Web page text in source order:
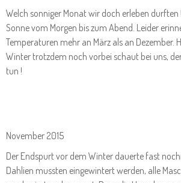
Welch sonniger Monat wir doch erleben
Sonne vom Morgen bis zum Abend. Leider
Temperaturen mehr an März als an Dezember.
Winter trotzdem noch vorbei schaut bei uns,
tun !
November 2015
Der Endspurt vor dem Winter dauerte fast
Dahlien mussten eingewintert werden, alle